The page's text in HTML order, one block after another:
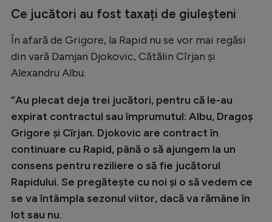
JO 2024
JO 2026
Intră în cont
Creează cont
Ce jucători au fost taxați de giuleșteni
În afară de Grigore, la Rapid nu se vor mai regăsi
din vară Damjan Djokovic, Cătălin Cîrjan și
Alexandru Albu.
”Au plecat deja trei jucători, pentru că le-au
expirat contractul sau împrumutul: Albu, Dragoș
Grigore și Cîrjan. Djokovic are contract în
continuare cu Rapid, până o să ajungem la un
consens pentru reziliere o să fie jucătorul
Rapidului. Se pregătește cu noi și o să vedem ce
se va întâmpla sezonul viitor, dacă va rămâne în
lot sau nu.